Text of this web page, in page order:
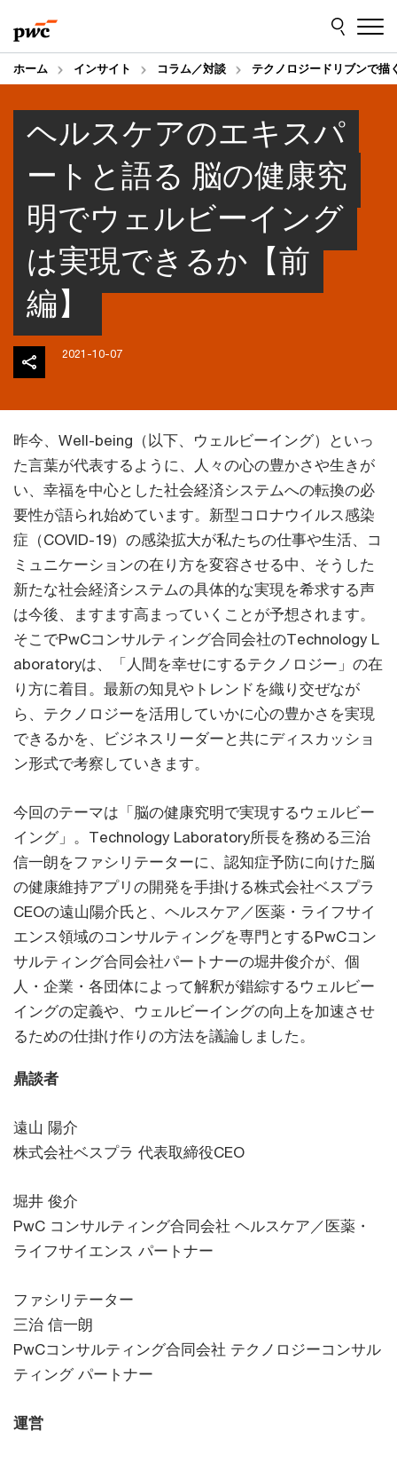
to
content
to
footer
ホーム インサイト コラム／対談 テクノロジードリブンで描
ヘルスケアのエキスパ
ートと語る 脳の健康究
明でウェルビーイング
は実現できるか【前
編】
2021-10-07
昨今、Well-being（以下、ウェルビーイング）といっ
た言葉が代表するように、人々の心の豊かさや生きが
い、幸福を中心とした社会経済システムへの転換の必
要性が語られ始めています。新型コロナウイルス感染
症（COVID-19）の感染拡大が私たちの仕事や生活、コ
ミュニケーションの在り方を変容させる中、そうした
新たな社会経済システムの具体的な実現を希求する声
は今後、ますます高まっていくことが予想されます。
そこでPwCコンサルティング合同会社のTechnology L
aboratoryは、「人間を幸せにするテクノロジー」の在
り方に着目。最新の知見やトレンドを織り交ぜなが
ら、テクノロジーを活用していかに心の豊かさを実現
できるかを、ビジネスリーダーと共にディスカッショ
ン形式で考察していきます。
今回のテーマは「脳の健康究明で実現するウェルビー
イング」。Technology Laboratory所長を務める三治
信一朗をファシリテーターに、認知症予防に向けた脳
の健康維持アプリの開発を手掛ける株式会社ベスプラ
CEOの遠山陽介氏と、ヘルスケア／医薬・ライフサイ
エンス領域のコンサルティングを専門とするPwCコン
サルティング合同会社パートナーの堀井俊介が、個
人・企業・各団体によって解釈が錯綜するウェルビー
イングの定義や、ウェルビーイングの向上を加速させ
るための仕掛け作りの方法を議論しました。
鼎談者
遠山 陽介
株式会社ベスプラ 代表取締役CEO
堀井 俊介
PwC コンサルティング合同会社 ヘルスケア／医薬・
ライフサイエンス パートナー
ファシリテーター
三治 信一朗
PwCコンサルティング合同会社 テクノロジーコンサル
ティング パートナー
運営